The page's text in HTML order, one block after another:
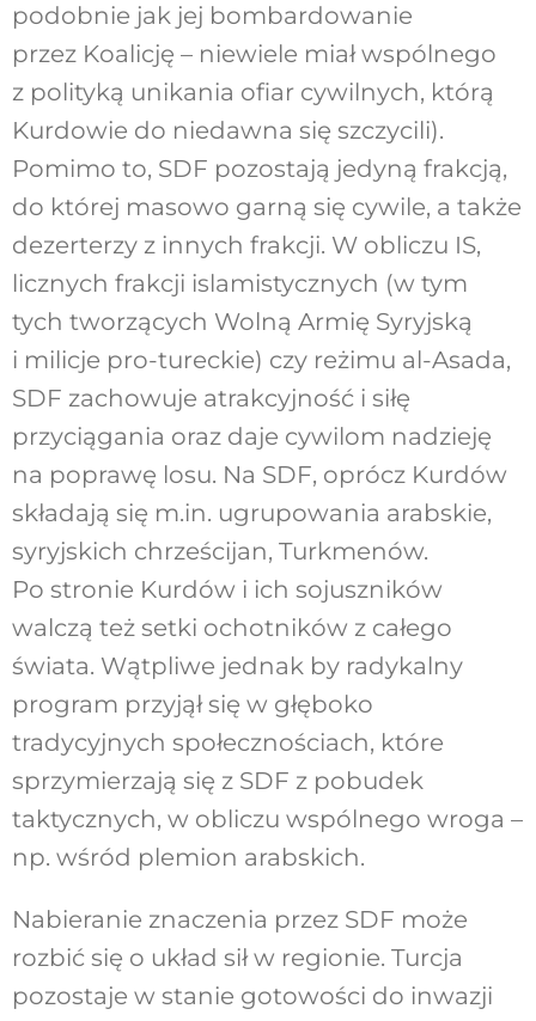
podobnie jak jej bombardowanie
przez Koalicję – niewiele miał wspólnego
z polityką unikania ofiar cywilnych, którą
Kurdowie do niedawna się szczycili).
Pomimo to, SDF pozostają jedyną frakcją,
do której masowo garną się cywile, a także
dezerterzy z innych frakcji. W obliczu IS,
licznych frakcji islamistycznych (w tym
tych tworzących Wolną Armię Syryjską
i milicje pro-tureckie) czy reżimu al-Asada,
SDF zachowuje atrakcyjność i siłę
przyciągania oraz daje cywilom nadzieję
na poprawę losu. Na SDF, oprócz Kurdów
składają się m.in. ugrupowania arabskie,
syryjskich chrześcijan, Turkmenów.
Po stronie Kurdów i ich sojuszników
walczą też setki ochotników z całego
świata. Wątpliwe jednak by radykalny
program przyjął się w głęboko
tradycyjnych społecznościach, które
sprzymierzają się z SDF z pobudek
taktycznych, w obliczu wspólnego wroga –
np. wśród plemion arabskich.
Nabieranie znaczenia przez SDF może
rozbić się o układ sił w regionie. Turcja
pozostaje w stanie gotowości do inwazji